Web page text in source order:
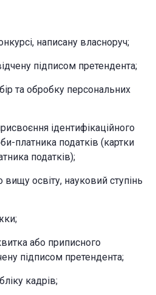
написану власноруч;
підписом претендента;
та обробку персональних
ідентифікаційного
платника податків (картки
податків);
вищу освіту, науковий ступінь
або приписного
підписом претендента;
кадрів;